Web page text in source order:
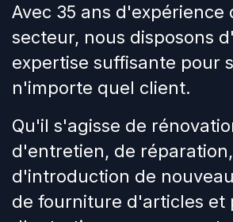
Avec 35 ans d'expérience
secteur, nous disposons
expertise suffisante pour
n'importe quel client.
Qu'il s'agisse de
d'entretien, de réparation,
d'introduction de
de fourniture d'articles et